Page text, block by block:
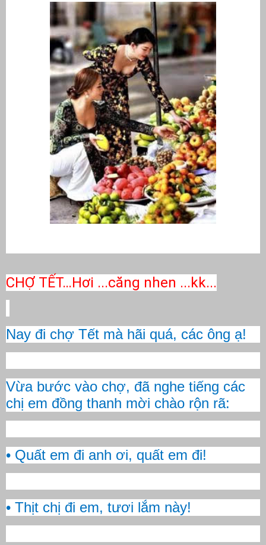
CHỢ TẾT…Hơi ...căng nhen ...kk...
Nay đi chợ Tết mà hãi quá, các ông ạ!
Vừa bước vào chợ, đã nghe tiếng các
chị em đồng thanh mời chào rộn rã:
• Quất em đi anh ơi, quất em đi!
• Thịt chị đi em, tươi lắm này!